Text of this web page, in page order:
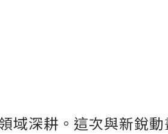
深耕。這次與新銳